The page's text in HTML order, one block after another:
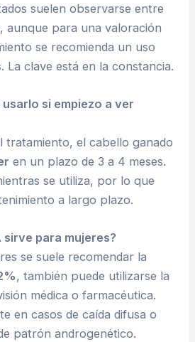
suelen observarse entre
, aunque para una valoración
se recomienda un uso
. La clave está en la constancia.
si empiezo a ver
tratamiento, el cabello ganado
en un plazo de 3 a 4 meses.
se utiliza, por lo que
a largo plazo.
sirve para mujeres?
se suele recomendar la
, también puede utilizarse la
médica o farmacéutica.
en casos de caída difusa o
patrón androgenético.